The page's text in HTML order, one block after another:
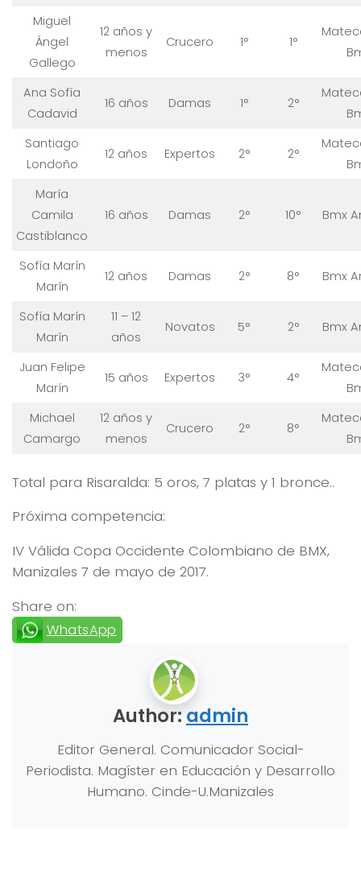
Miguel
Ángel
Gallego
12 años y
menos
Crucero 1° 1°
Ana Sofía
Cadavid
16 años Damas 1° 2°
Santiago
Londoño
12 años Expertos 2° 2°
María
Camila
Castiblanco
16 años Damas 2° 10° Bmx
Sofía Marín
Marín
12 años Damas 2° 8° Bmx
Sofía Marín
Marín
11 – 12
años
Novatos 5° 2° Bmx
Juan Felipe
Marín
15 años Expertos 3° 4°
Michael
Camargo
12 años y
menos
Crucero 2° 8°
Total para Risaralda: 5 oros, 7 platas y 1 bronce..
Próxima competencia:
IV Válida Copa Occidente Colombiano de BMX,
Manizales 7 de mayo de 2017.
Share on:
WhatsApp
Author:admin
Editor General. Comunicador Social-
Periodista. Magíster en Educación y Desarrollo
Humano. Cinde-U.Manizales